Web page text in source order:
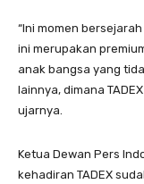
“Ini momen
ini merupakan
anak bangsa yang
lainnya, dimana
ujarnya.
Ketua Dewan Pers
kehadiran TADEX